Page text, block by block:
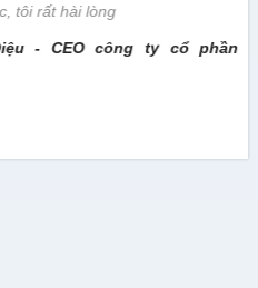
tôi rất hài lòng
- CEO công ty cổ phần